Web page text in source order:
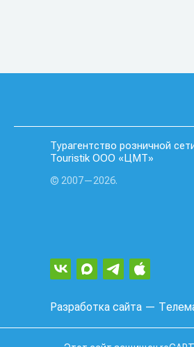
Турагентство розничной
Touristik ООО «ЦМТ»
© 2007—2026.
Разработка сайта —